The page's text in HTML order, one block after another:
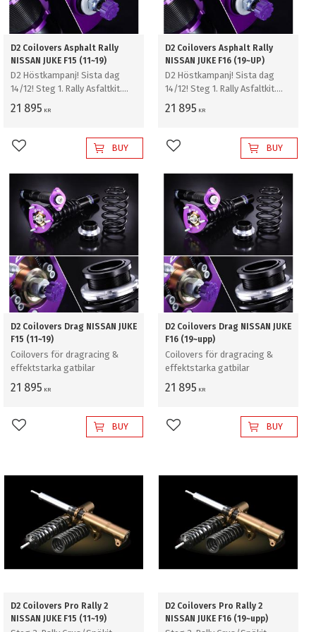
D2 Coilovers Asphalt Rally
NISSAN JUKE F15 (11~19)
D2 Höstkampanj! Sista dag
14/12! Steg 1. Rally Asfaltkit.
Coilovers för bankörning/ rally
asfalt
21 895 KR
Add to favorites BUY
D2 Coilovers Asphalt Rally
NISSAN JUKE F16 (19~UP)
D2 Höstkampanj! Sista dag
14/12! Steg 1. Rally Asfaltkit.
Coilovers för bankörning/ rally
asfalt
21 895 KR
Add to favorites BUY
D2 Coilovers Drag NISSAN JUKE
F15 (11~19)
Coilovers för dragracing &
effektstarka gatbilar
21 895 KR
Add to favorites BUY
D2 Coilovers Drag NISSAN JUKE
F16 (19~upp)
Coilovers för dragracing &
effektstarka gatbilar
21 895 KR
Add to favorites BUY
D2 Coilovers Pro Rally 2
NISSAN JUKE F15 (11~19)
D2 Coilovers Pro Rally 2
NISSAN JUKE F16 (19~upp)